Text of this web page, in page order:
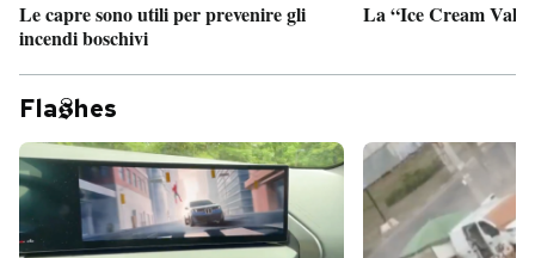
Le capre sono utili per prevenire gli
incendi boschivi
La “Ice Cream
Fla hes